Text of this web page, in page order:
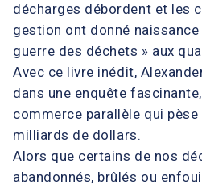
décharges débordent et les
gestion ont donné naissance
guerre des déchets » aux
Avec ce livre inédit,
dans une enquête
commerce parallèle qui pèse
milliards de dollars.
Alors que certains de nos
abandonnés, brûlés ou